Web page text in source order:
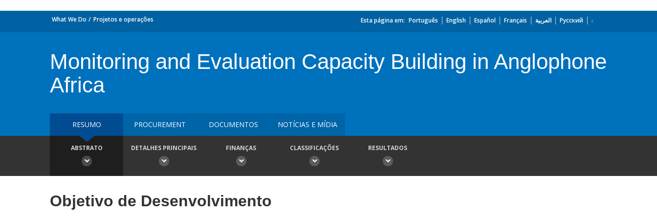
What We Do Projetos e operações Esta página em: Português English Español Français العربية Русский
Monitoring and Evaluation Capacity Building in Anglophone
Africa
RESUMO PROCUREMENT DOCUMENTOS NOTÍCIAS E MÍDIA
ABSTRATO DETALHES PRINCIPAIS FINANÇAS CLASSIFICAÇÕES RESULTADOS
Objetivo de Desenvolvimento